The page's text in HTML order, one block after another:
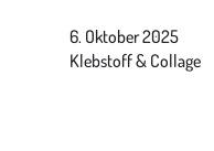
6. Oktober 2025
Klebstoff & Collage